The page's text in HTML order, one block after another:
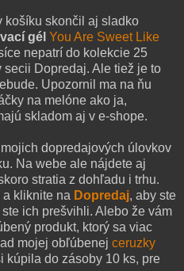
košíku skončil aj sladko
gél You Are Sweet Like
nepatrí do kolekcie 25
Dopredaj. Ale tiež je to
Upozornil ma na ňu
na melóne ako ja,
skladom aj v e-shope.
dopredajových úlovkov
Na webe ale nájdete aj
stratia z dohľadu i trhu.
a kliknite na Dopredaj, aby ste
ich prešvihli. Alebo že vám
produkt, ktorý sa viac
mojej obľúbenej ceruzky
kúpila do zásoby 10 ks, pre